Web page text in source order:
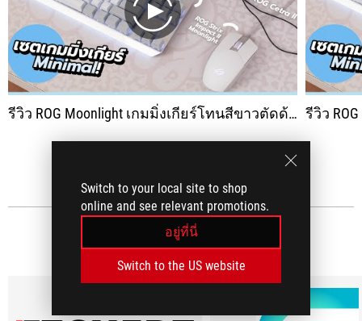
Switch to your local site to shop
online and see relevant promotions.
อยู่ที่นี่
Switch to the US website
play
รีวิว ROG Moonlight เกมมิ่งเกียร์โทนสีขาวตัดด้วยเทาอ่อน พร้อมหูฟังแบบอินเอียร์ รีวิว ROG Moonlight เ
บทความรีวิวจากสื่อ